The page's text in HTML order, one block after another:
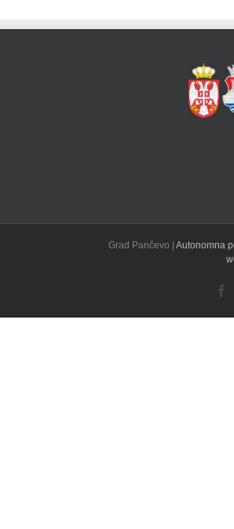
Grad Pančevo | Autonomna